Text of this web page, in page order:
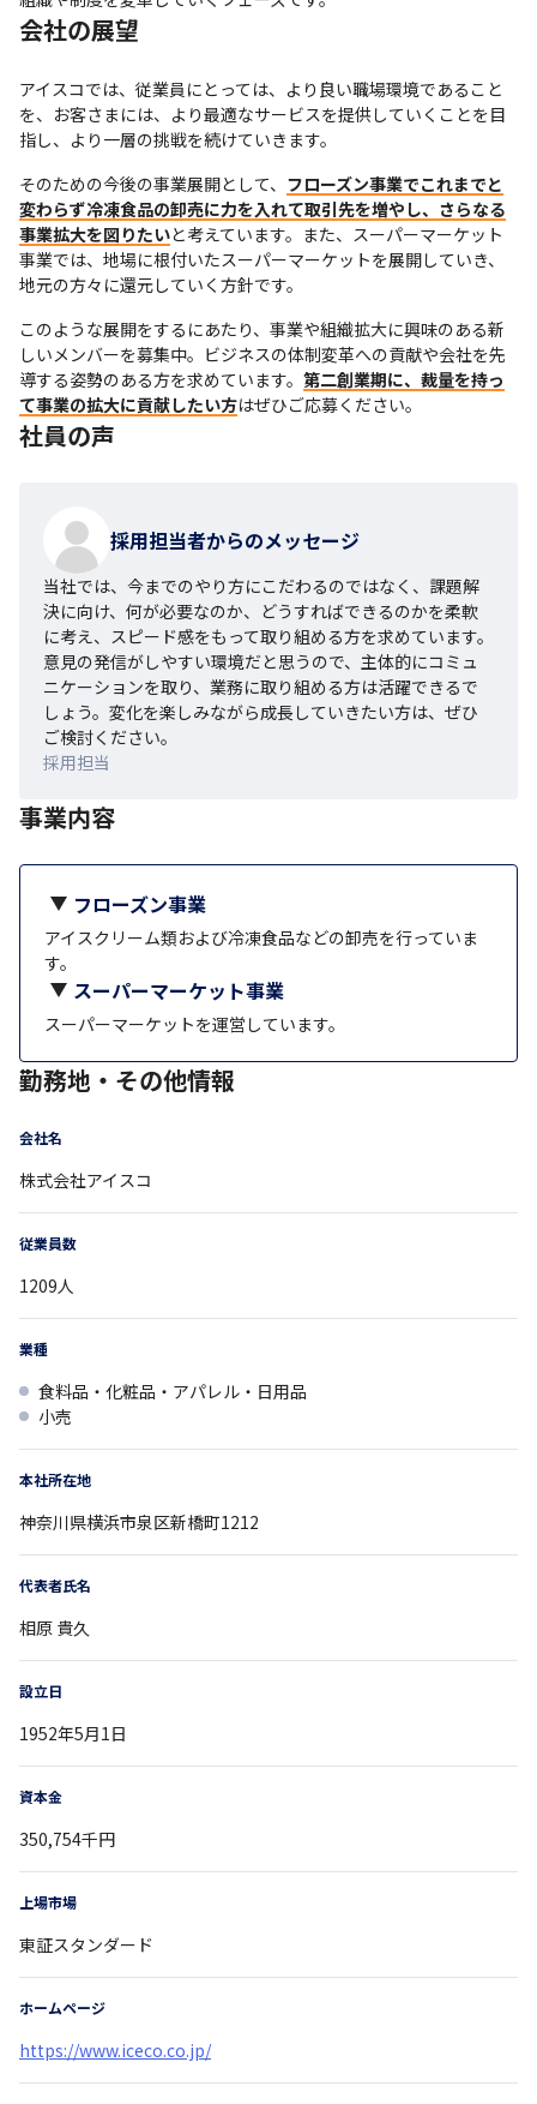
会社の展望
アイスコでは、従業員にとっては、より良い職場環境であること
を、お客さまには、より最適なサービスを提供していくことを目
指し、より一層の挑戦を続けていきます。
そのための今後の事業展開として、 フローズン事業でこれまでと
変わらず冷凍食品の卸売に力を入れて取引先を増やし、さらなる
事業拡大を図りたいと考えています。また、スーパーマーケット
事業では、地場に根付いたスーパーマーケットを展開していき、
地元の方々に還元していく方針です。
このような展開をするにあたり、事業や組織拡大に興味のある新
しいメンバーを募集中。ビジネスの体制変革への貢献や会社を先
導する姿勢のある方を求めています。 第二創業期に、裁量を持っ
て事業の拡大に貢献したい方はぜひご応募ください。
社員の声
採用担当者からのメッセージ
当社では、今までのやり方にこだわるのではなく、課題解
決に向け、何が必要なのか、どうすればできるのかを柔軟
に考え、スピード感をもって取り組める方を求めています。
意見の発信がしやすい環境だと思うので、主体的にコミュ
ニケーションを取り、業務に取り組める方は活躍できるで
しょう。変化を楽しみながら成長していきたい方は、ぜひ
ご検討ください。
採用担当
事業内容
フローズン事業
アイスクリーム類および冷凍食品などの卸売を行っていま
す。
スーパーマーケット事業
スーパーマーケットを運営しています。
勤務地・その他情報
会社名
株式会社アイスコ
従業員数
1209人
業種
食料品・化粧品・アパレル・日用品
小売
本社所在地
神奈川県横浜市泉区新橋町1212
代表者氏名
相原 貴久
設立日
1952年5月1日
資本金
350,754千円
上場市場
東証スタンダード
ホームページ
https://www.iceco.co.jp/